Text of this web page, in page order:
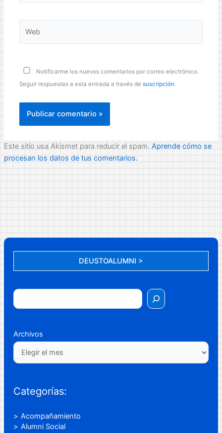
DEUSTOALUMNI >
Archivos
Categorías:
Acompañamiento
Alumni Social
Notificarme los nuevos comentarios por correo electrónico.
Seguir respuestas a esta entrada a través desuscripción.
Este sitio usa Akismet para reducir el spam. Aprende cómo se
procesan los datos de tus comentarios.